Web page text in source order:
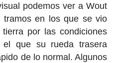
podemos ver a Wout
en los que se vio
por las condiciones
que su rueda trasera
de lo normal. Algunos